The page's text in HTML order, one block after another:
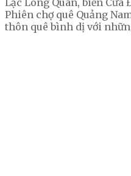
Phiên chợ quê Quảng
thôn quê bình dị với